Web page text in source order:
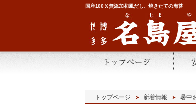
国産100％無添加和風だし、焼きたての海苔
トップページ 新着情報 暑中